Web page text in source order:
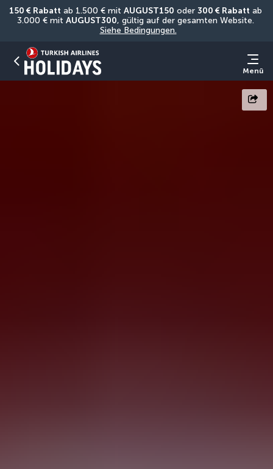
150 € Rabatt ab 1.500 € mit AUGUST150 oder 300 € Rabatt ab
3.000 € mit AUGUST300
Siehe Bedingungen.
Menü